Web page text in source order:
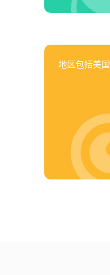
地区包括美